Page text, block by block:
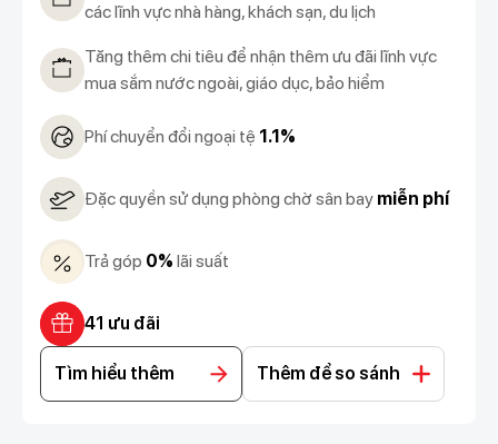
các lĩnh vực nhà hàng, khách sạn, du lịch
Tăng thêm chi tiêu để nhận thêm ưu đãi lĩnh vực
mua sắm nước ngoài, giáo dục, bảo hiểm
Phí chuyển đổi ngoại tệ 1.1%
Đặc quyền sử dụng phòng chờ sân bay miễn phí
Trả góp 0% lãi suất
41 ưu đãi
Tìm hiểu thêm Thêm để so sánh